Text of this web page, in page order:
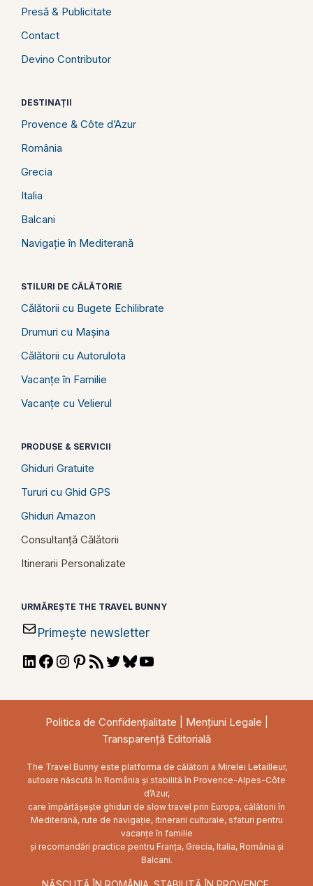
Presă & Publicitate
Contact
Devino Contributor
DESTINAȚII
Provence & Côte d’Azur
România
Grecia
Italia
Balcani
Navigație în Mediterană
STILURI DE CĂLĂTORIE
Călătorii cu Bugete Echilibrate
Drumuri cu Mașina
Călătorii cu Autorulota
Vacanțe în Familie
Vacanțe cu Velierul
PRODUSE & SERVICII
Ghiduri Gratuite
Tururi cu Ghid GPS
Ghiduri Amazon
Consultanță Călătorii
Itinerarii Personalizate
URMĂREȘTE THE TRAVEL BUNNY
Primește newsletter
LinkedIn
Facebook
Instagram
Pinterest
RSSTwitterBluesky
Politica de Confidențialitate Mențiuni Legale
Transparență Editorială
The Travel Bunny este platforma de călătorii a Mirelei Letailleur,
autoare născută în România și stabilită în Provence-Alpes-Côte
d’Azur,
care împărtășește ghiduri de slow travel prin Europa, călătorii în
Mediterană, rute de navigație, itinerarii culturale, sfaturi pentru
vacanțe în familie
și recomandări practice pentru Franța, Grecia, Italia, România și
Balcani.